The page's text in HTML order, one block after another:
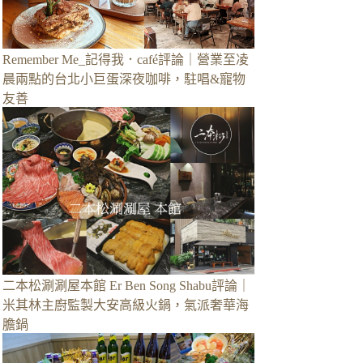
Remember Me_記得我．café評論｜營業至凌
晨兩點的台北小巨蛋深夜咖啡，駐唱&寵物
友善
二本松涮涮屋本館 Er Ben Song Shabu評論｜
米其林主廚監製大安高級火鍋，氣派奢華海
膽鍋